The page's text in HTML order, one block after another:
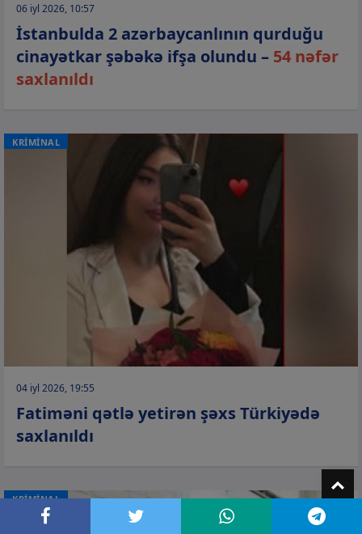
06 iyl 2026, 10:57
İstanbulda 2 azərbaycanlının qurduğu
cinayətkar şəbəkə ifşa olundu – 54 nəfər
saxlanıldı
KRİMİNAL
04 iyl 2026, 19:55
Fatiməni qətlə yetirən şəxs Türkiyədə
saxlanıldı
KRİMİNAL